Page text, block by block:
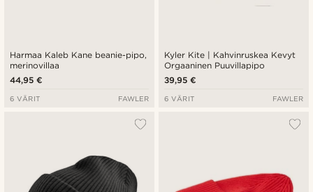
Harmaa Kaleb Kane beanie-pipo,
merinovillaa
44,95 €
6 VÄRIT FAWLER
Kyler Kite | Kahvinruskea Kevyt
Orgaaninen Puuvillapipo
39,95 €
6 VÄRIT FAWLER